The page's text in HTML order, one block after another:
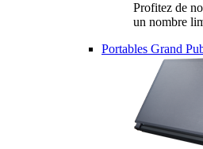
Profitez de
un nombre
Portables Grand